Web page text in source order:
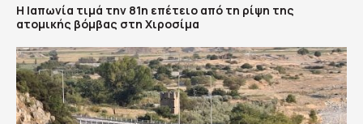
Η Ιαπωνία τιμά την 81η επέτειο από τη ρίψη της
ατομικής βόμβας στη Χιροσίμα